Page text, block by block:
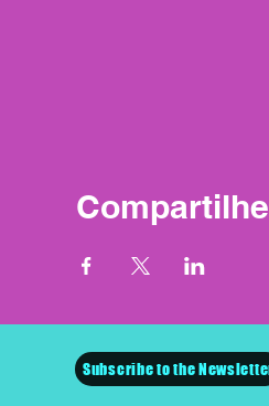
Subscribe to the